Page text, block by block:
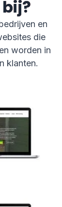
en
die
worden in
klanten.